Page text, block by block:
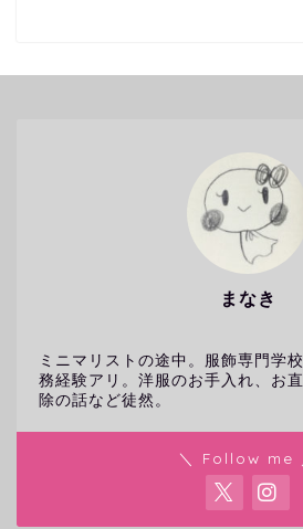
まなき
ミニマリストの途中。服飾専門学
務経験アリ。洋服のお手入れ、お
除の話など徒然。
＼ Follow me